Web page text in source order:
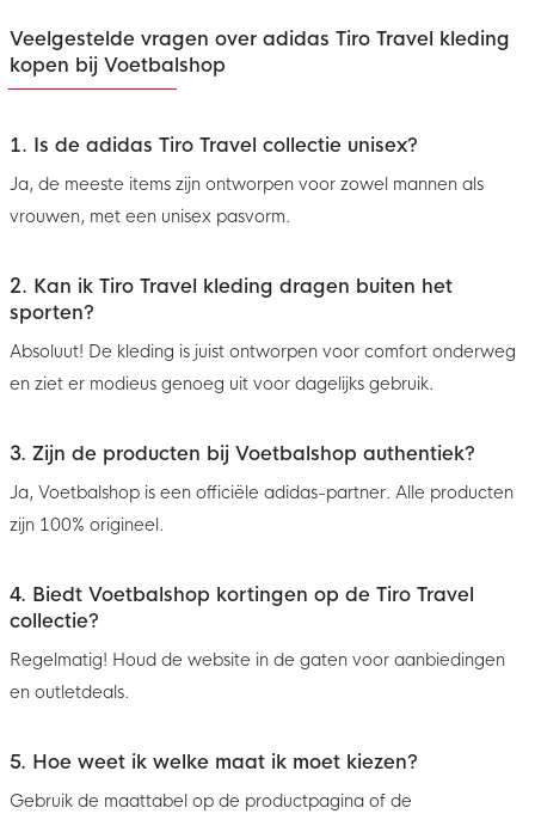
Veelgestelde vragen over adidas Tiro Travel kleding
kopen bij Voetbalshop
1. Is de adidas Tiro Travel collectie unisex?
Ja, de meeste items zijn ontworpen voor zowel mannen als
vrouwen, met een unisex pasvorm.
2. Kan ik Tiro Travel kleding dragen buiten het
sporten?
Absoluut! De kleding is juist ontworpen voor comfort onderweg
en ziet er modieus genoeg uit voor dagelijks gebruik.
3. Zijn de producten bij Voetbalshop authentiek?
Ja, Voetbalshop is een officiële adidas-partner. Alle producten
zijn 100% origineel.
4. Biedt Voetbalshop kortingen op de Tiro Travel
collectie?
Regelmatig! Houd de website in de gaten voor aanbiedingen
en outletdeals.
5. Hoe weet ik welke maat ik moet kiezen?
Gebruik de maattabel op de productpagina of de